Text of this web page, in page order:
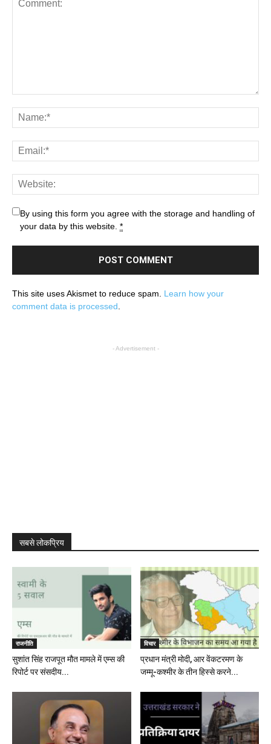
By using this form you agree with the storage and handling of
your data by this website. *
This site uses Akismet to reduce spam. Learn how your
comment data is processed
- Advertisement -
सबसे लोकप्रिय
राजनीति
सुशांत सिंह राजपूत मौत मामले में एम्स की
रिपोर्ट पर संसदीय...
विचार
प्रधान मंत्री मोदी, आर वेंकटरमण के
जम्मू-कश्मीर के तीन हिस्से करने...